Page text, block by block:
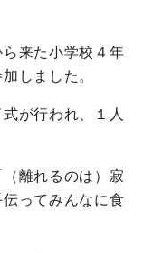
来た小学校４年
しました。
が行われ、１人
離れるのは）寂
ってみんなに食